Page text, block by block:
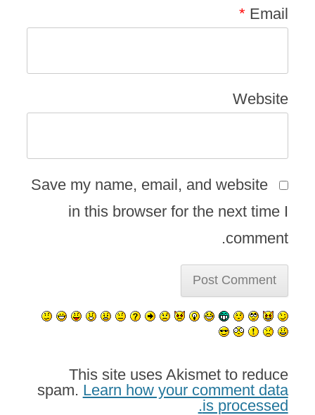
Email
*
Website
Save my name, email, and website
in this browser for the next time I
comment.
This site uses Akismet to reduce
spam. Learn how your comment data
is processed.